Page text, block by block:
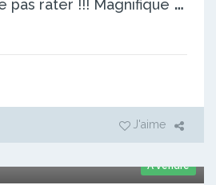
J'aime
A vendre